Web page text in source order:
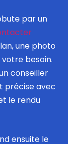
par un
une photo
besoin.
conseiller
précise avec
le rendu
ensuite le